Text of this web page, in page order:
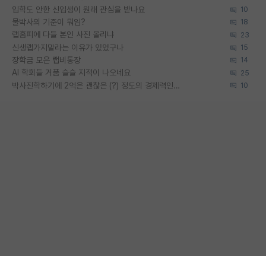
입학도 안한 신입생이 원래 관심을 받나요 10
물박사의 기준이 뭐임? 18
랩홈피에 다들 본인 사진 올리냐 23
신생랩가지말라는 이유가 있었구나 15
장학금 모은 랩비통장 14
AI 학회들 거품 슬슬 지적이 나오네요 25
박사진학하기에 2억은 괜찮은 (?) 정도의 경제력인가요 10